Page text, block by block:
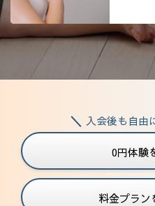
入会後も自由
0円体験
料金プラン